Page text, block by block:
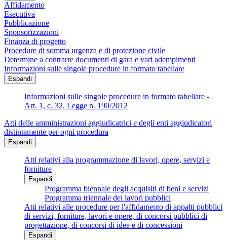
Affidamento
Esecutiva
Pubblicazione
Sponsorizzazioni
Finanza di progetto
Procedure di somma urgenza e di protezione civile
Determine a contrarre documenti di gara e vari adempimenti
Informazioni sulle singole procedure in formato tabellare
Espandi
Informazioni sulle singole procedure in formato tabellare -
Art. 1, c. 32, Legge n. 190/2012
Atti delle amministrazioni aggiudicatrici e degli enti aggiudicatori
distintamente per ogni procedura
Espandi
Atti relativi alla programmazione di lavori, opere, servizi e
forniture
Espandi
Programma biennale degli acquisiti di beni e servizi
Programma triennale dei lavori pubblici
Atti relativi alle procedure per l'affidamento di appalti pubblici
di servizi, forniture, lavori e opere, di concorsi pubblici di
progettazione, di concorsi di idee e di concessioni
Espandi